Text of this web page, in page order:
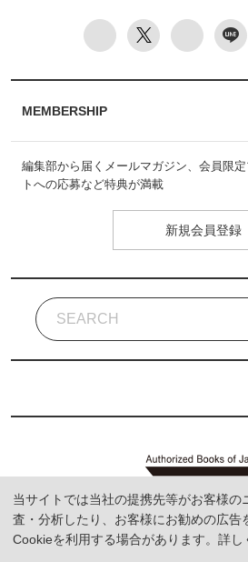
MEMBERSHIP
編集部から届くメールマガジン、会員限
トへの応募など特典が満載
新規会員登録
当サイトでは当社の提携先等がお客様の
査・分析したり、お客様にお勧めの広告
Cookieを利用する場合があります。詳し